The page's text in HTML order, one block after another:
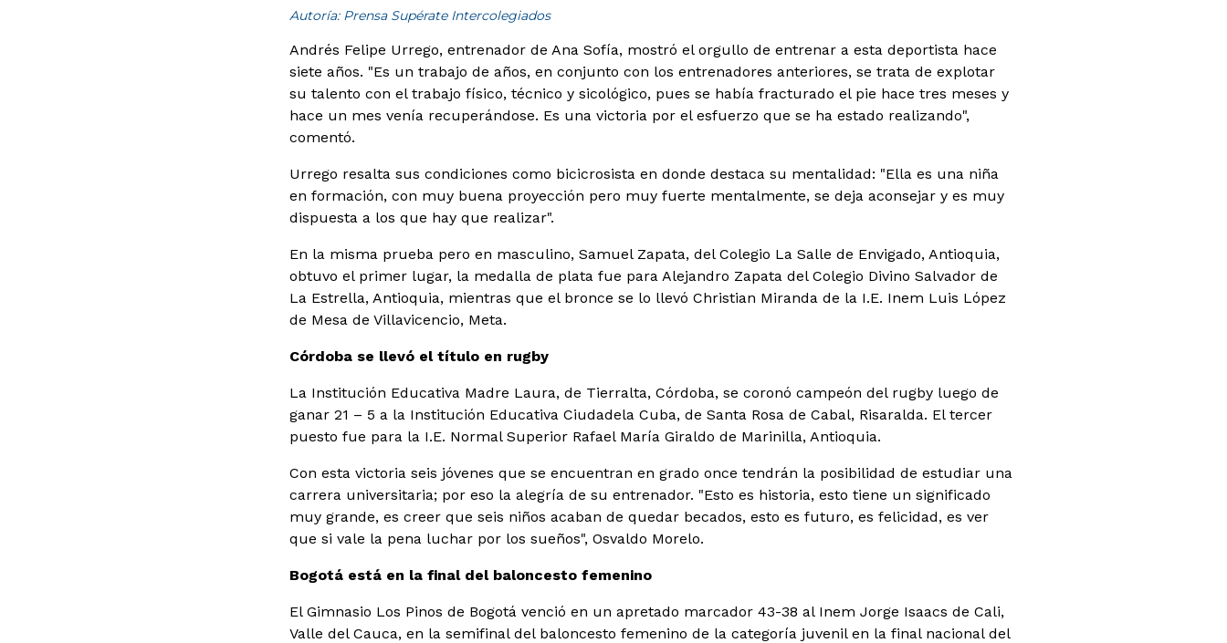
Autoría: Prensa Supérate Intercolegiados
Andrés Felipe Urrego, entrenador de Ana Sofía, mostró el orgullo de entrenar a esta deportista hace
siete años. "Es un trabajo de años, en conjunto con los entrenadores anteriores, se trata de explotar
su talento con el trabajo físico, técnico y sicológico, pues se había fracturado el pie hace tres meses y
hace un mes venía recuperándose. Es una victoria por el esfuerzo que se ha estado realizando",
comentó.
Urrego resalta sus condiciones como bicicrosista en donde destaca su mentalidad: "Ella es una niña
en formación, con muy buena proyección pero muy fuerte mentalmente, se deja aconsejar y es muy
dispuesta a los que hay que realizar".
En la misma prueba pero en masculino, Samuel Zapata, del Colegio La Salle de Envigado, Antioquia,
obtuvo el primer lugar, la medalla de plata fue para Alejandro Zapata del Colegio Divino Salvador de
La Estrella, Antioquia, mientras que el bronce se lo llevó Christian Miranda de la I.E. Inem Luis López
de Mesa de Villavicencio, Meta.
Córdoba se llevó el título en rugby
La Institución Educativa Madre Laura, de Tierralta, Córdoba, se coronó campeón del rugby luego de
ganar 21 – 5 a la Institución Educativa Ciudadela Cuba, de Santa Rosa de Cabal, Risaralda. El tercer
puesto fue para la I.E. Normal Superior Rafael María Giraldo de Marinilla, Antioquia.
Con esta victoria seis jóvenes que se encuentran en grado once tendrán la posibilidad de estudiar una
carrera universitaria; por eso la alegría de su entrenador. "Esto es historia, esto tiene un significado
muy grande, es creer que seis niños acaban de quedar becados, esto es futuro, es felicidad, es ver
que si vale la pena luchar por los sueños", Osvaldo Morelo.
Bogotá está en la final del baloncesto femenino
El Gimnasio Los Pinos de Bogotá venció en un apretado marcador 43-38 al Inem Jorge Isaacs de Cali,
Valle del Cauca, en la semifinal del baloncesto femenino de la categoría juvenil en la final nacional del